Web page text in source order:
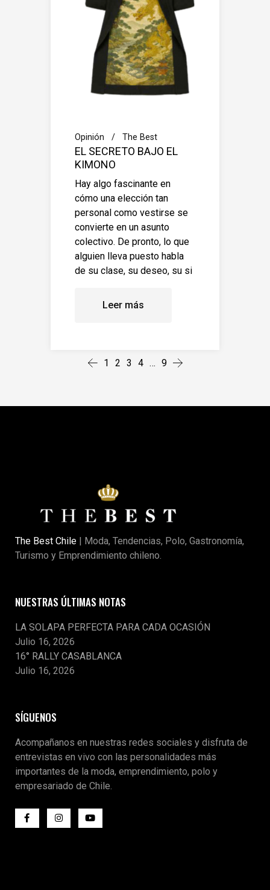
Opinión The Best
EL SECRETO BAJO EL
KIMONO
Hay algo fascinante en
cómo una elección tan
personal como vestirse se
convierte en un asunto
colectivo. De pronto, lo que
alguien lleva puesto habla
de su clase, su deseo, su si
Leer más
1 2 3 4 … 9
The Best Chile | Moda, Tendencias, Polo, Gastronomía,
Turismo y Emprendimiento chileno.
NUESTRAS ÚLTIMAS NOTAS
LA SOLAPA PERFECTA PARA CADA OCASIÓN
Julio 16, 2026
16° RALLY CASABLANCA
Julio 16, 2026
SÍGUENOS
Acompañanos en nuestras redes sociales y disfruta de
entrevistas en vivo con las personalidades más
importantes de la moda, emprendimiento, polo y
empresariado de Chile.